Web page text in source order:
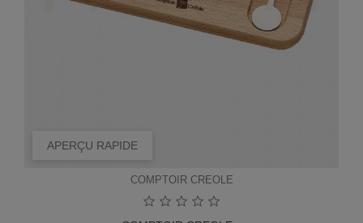
APERÇU RAPIDE
COMPTOIR CREOLE